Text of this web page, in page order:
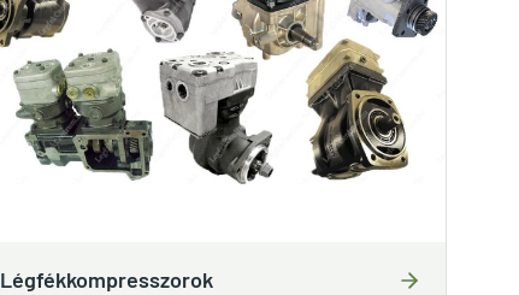
Légfékkompresszorok